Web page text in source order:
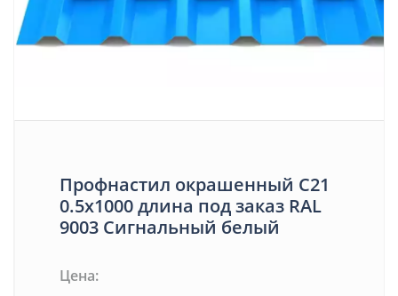
Профнастил окрашенный С21
0.5х1000 длина под заказ RAL
9003 Сигнальный белый
Цена: